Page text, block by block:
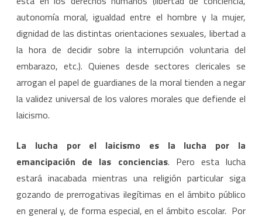
autonomía moral, igualdad entre el hombre y la mujer,
dignidad de las distintas orientaciones sexuales, libertad a
la hora de decidir sobre la interrupción voluntaria del
embarazo, etc.). Quienes desde sectores clericales se
arrogan el papel de guardianes de la moral tienden a negar
la validez universal de los valores morales que defiende el
laicismo.
La lucha por el laicismo es la lucha por la
emancipación de las conciencias. Pero esta lucha
estará inacabada mientras una religión particular siga
gozando de prerrogativas ilegítimas en el ámbito público
en general y, de forma especial, en el ámbito escolar. Por